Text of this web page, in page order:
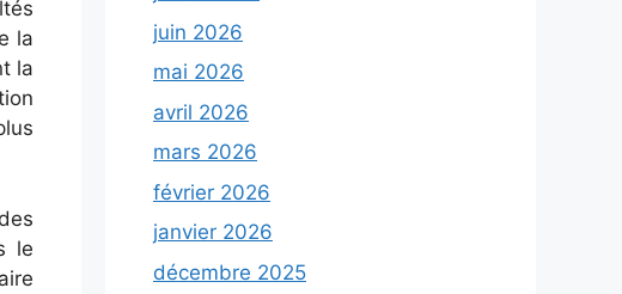
la
la
le
juin 2026
mai 2026
avril 2026
mars 2026
février 2026
janvier 2026
décembre 2025